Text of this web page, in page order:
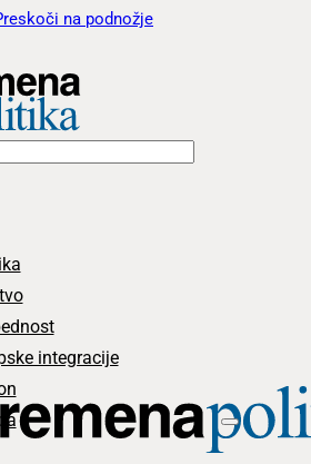
na podnožje
integracije